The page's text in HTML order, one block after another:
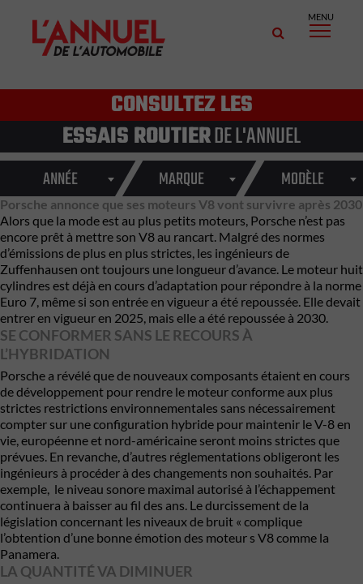
MENU
CONSULTEZ LES
ESSAIS ROUTIERDE L'ANNUEL
ANNÉE MARQUE MODÈLE
Porsche annonce que ses moteurs V8 vont survivre après 2030
Alors que la mode est au plus petits moteurs, Porsche n’est pas
encore prêt à mettre son V8 au rancart. Malgré des normes
d’émissions de plus en plus strictes, les ingénieurs de
Zuffenhausen ont toujours une longueur d’avance. Le moteur huit
cylindres est déjà en cours d’adaptation pour répondre à la norme
Euro 7, même si son entrée en vigueur a été repoussée. Elle devait
entrer en vigueur en 2025, mais elle a été repoussée à 2030.
SE CONFORMER SANS LE RECOURS À
L’HYBRIDATION
Porsche a révélé que de nouveaux composants étaient en cours
de développement pour rendre le moteur conforme aux plus
strictes restrictions environnementales sans nécessairement
compter sur une configuration hybride pour maintenir le V-8 en
vie, européenne et nord-américaine seront moins strictes que
prévues. En revanche, d’autres réglementations obligeront les
ingénieurs à procéder à des changements non souhaités. Par
exemple, le niveau sonore maximal autorisé à l’échappement
continuera à baisser au fil des ans. Le durcissement de la
législation concernant les niveaux de bruit « complique
l’obtention d’une bonne émotion des moteur s V8 comme la
Panamera.
LA QUANTITÉ VA DIMINUER